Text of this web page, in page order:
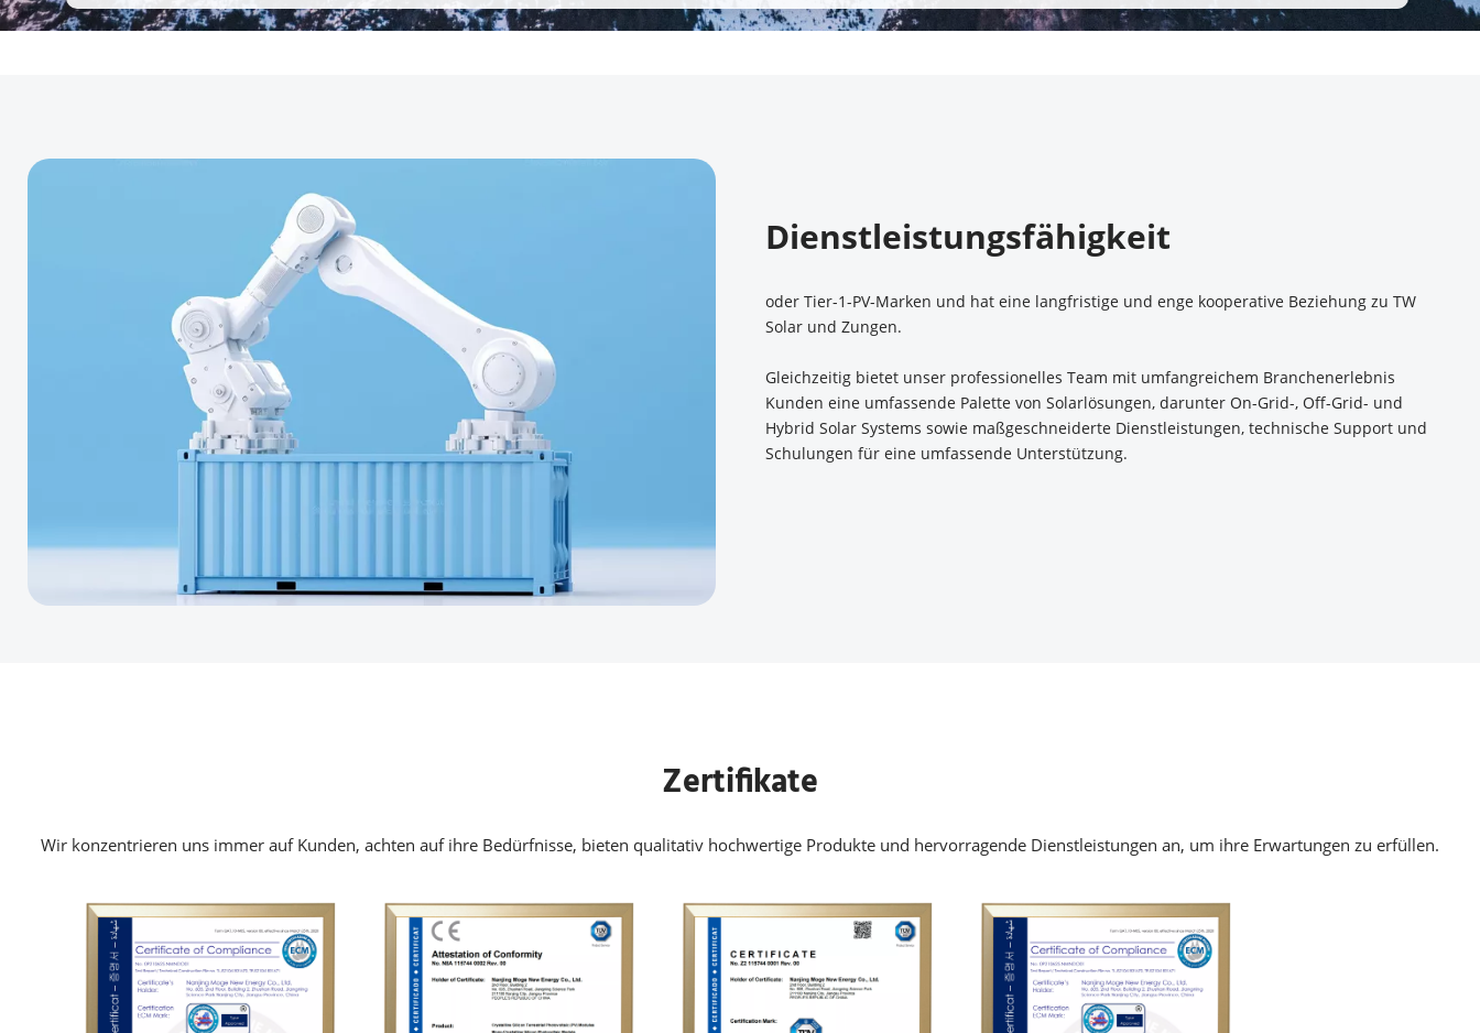
Dienstleistungsfähigkeit
oder Tier-1-PV-Marken und hat eine langfristige und enge kooperative Beziehung zu TW
Solar und Zungen.
Gleichzeitig bietet unser professionelles Team mit umfangreichem Branchenerlebnis
Kunden eine umfassende Palette von Solarlösungen, darunter On-Grid-, Off-Grid- und
Hybrid Solar Systems sowie maßgeschneiderte Dienstleistungen, technische Support und
Schulungen für eine umfassende Unterstützung.
Zertifikate
Wir konzentrieren uns immer auf Kunden, achten auf ihre Bedürfnisse, bieten qualitativ hochwertige Produkte und hervorragende Dienstleistungen an, um ihre Erwartungen zu erfüllen.